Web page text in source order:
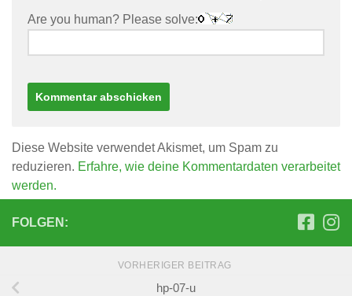
Are you human? Please solve:
Diese Website verwendet Akismet, um Spam zu
reduzieren. Erfahre, wie deine Kommentardaten verarbeitet
werden.
FOLGEN:
VORHERIGER BEITRAG
hp-07-u